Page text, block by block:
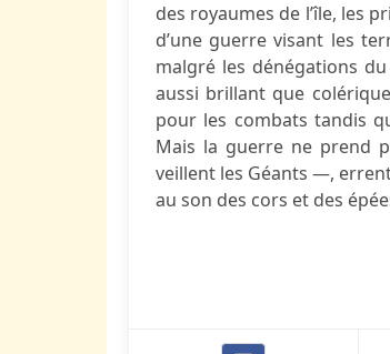
des royaumes de l’île, les
d’une guerre visant les
malgré les dénégations
aussi brillant que
pour les combats tandis
Mais la guerre ne prend
veillent les Géants —,
au son des cors et des